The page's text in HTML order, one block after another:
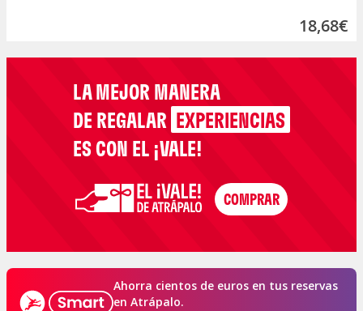
18,68€
LA MEJOR MANERA
DE REGALAR EXPERIENCIAS
ES CON EL ¡VALE!
Ahorra cientos de euros en tus reservas
en Atrápalo.